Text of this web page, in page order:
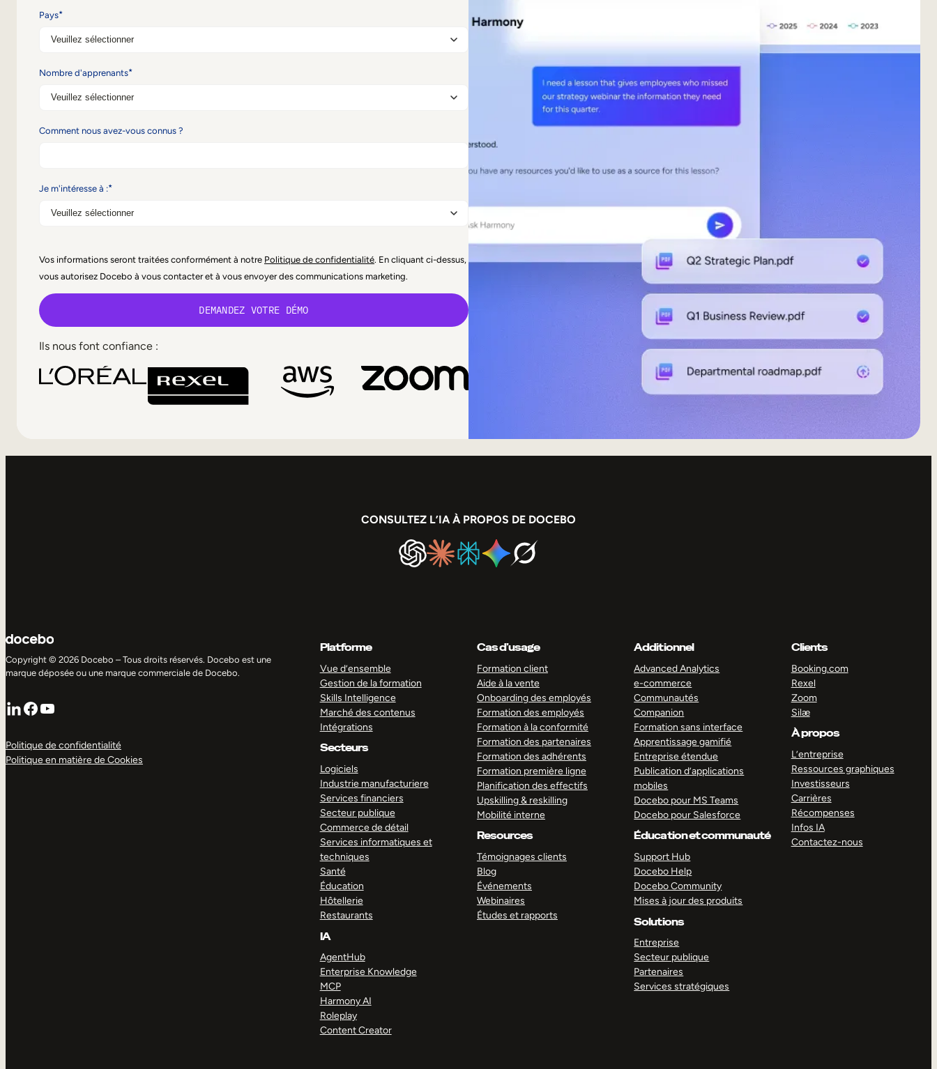
Pays*
Nombre d'apprenants*
Comment nous avez-vous connus ?
Je m'intéresse à :*
Vos informations seront traitées conformément à notre Politique de confidentialité. En cliquant ci-dessus,
vous autorisez Docebo à vous contacter et à vous envoyer des communications marketing.
Ils nous font confiance :
CONSULTEZ L’IA À PROPOS DE DOCEBO
Copyright © 2026 Docebo – Tous droits réservés. Docebo est une
marque déposée ou une marque commerciale de Docebo.
LinkedIn
Facebook
YouTube
Politique de confidentialité
Politique en matière de Cookies
Platforme
Vue d’ensemble
Gestion de la formation
Skills Intelligence
Marché des contenus
Intégrations
Secteurs
Logiciels
Industrie manufacturiere
Services financiers
Secteur publique
Commerce de détail
Services informatiques et
techniques
Santé
Éducation
Hôtellerie
Restaurants
IA
AgentHub
Enterprise Knowledge
MCP
Harmony AI
Roleplay
Content Creator
Cas d’usage
Formation client
Aide à la vente
Onboarding des employés
Formation des employés
Formation à la conformité
Formation des partenaires
Formation des adhérents
Formation première ligne
Planification des effectifs
Upskilling & reskilling
Mobilité interne
Resources
Témoignages clients
Blog
Événements
Webinaires
Études et rapports
Additionnel
Advanced Analytics
e-commerce
Communautés
Companion
Formation sans interface
Apprentissage gamifié
Entreprise étendue
Publication d’applications
mobiles
Docebo pour MS Teams
Docebo pour Salesforce
Éducation et communauté
Support Hub
Docebo Help
Docebo Community
Mises à jour des produits
Solutions
Entreprise
Secteur publique
Partenaires
Services stratégiques
Clients
Booking.com
Rexel
Zoom
Silæ
À propos
L’entreprise
Ressources graphiques
Investisseurs
Carrières
Récompenses
Infos IA
Contactez-nous